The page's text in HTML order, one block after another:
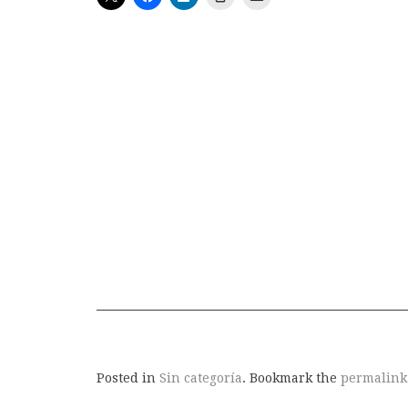
Posted in Sin categoría. Bookmark the permalink